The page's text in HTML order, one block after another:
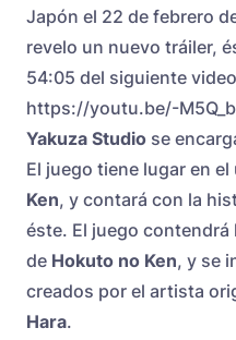
Japón el 22 de febrero
revelo un nuevo tráiler,
54:05 del siguiente
https://youtu.be/-
Yakuza Studio se
El juego tiene lugar en
Ken, y contará con la
éste. El juego
de Hokuto no Ken, y se
creados por el artista
Hara.